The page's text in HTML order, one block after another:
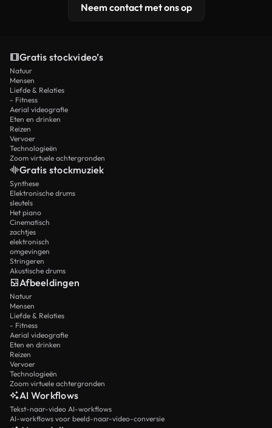
Neem contact met ons op
Gratis stockvideo’s
Natuur
Mensen
Liefde & Relaties
- Fitness
Aerial videografie
Eten en drinken
Reizen
Vervoer
Technologieën
Zoom virtuele achtergronden
Gratis stockmuziek
Synthese
Elektronische drums
sleutels
Het piano
Cinematisch
zachtjes
elektronisch
omgevingen
Stringeren
Akustische drums
Afbeeldingen
Natuur
Mensen
Liefde & Relaties
- Fitness
Aerial videografie
Eten en drinken
Reizen
Vervoer
Technologieën
Zoom virtuele achtergronden
AI Workflows
Tekst-naar-video AI-workflows
AI-workflows voor beeld-naar-video-conversie